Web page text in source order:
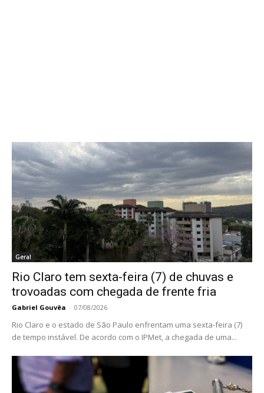
Geral
Rio Claro tem sexta-feira (7) de chuvas e
trovoadas com chegada de frente fria
Gabriel Gouvêa - 07/08/2026
Rio Claro e o estado de São Paulo enfrentam uma sexta-feira (7)
de tempo instável. De acordo com o IPMet, a chegada de uma...